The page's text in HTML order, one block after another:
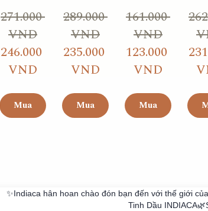
271.000
VND
246.000
VND
Mua
289.000
VND
235.000
VND
Mua
161.000
VND
123.000
VND
Mua
✨Indiaca hân hoan chào đón bạn đến với thế giới
Tinh Dầu